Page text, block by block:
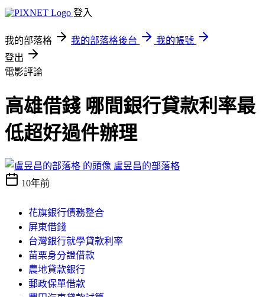
登入
我的部落格 我的部落格後台
我的帳號
登出
電影評論
高雄借錢 哪間銀行貸款利率最
低超好過件辦理
盧昱昌的部落格
10年前
花旗銀行債務整合
屏東借錢
台灣銀行就學貸款利率
苗栗身分證借款
農地貸款銀行
郵政保單借款